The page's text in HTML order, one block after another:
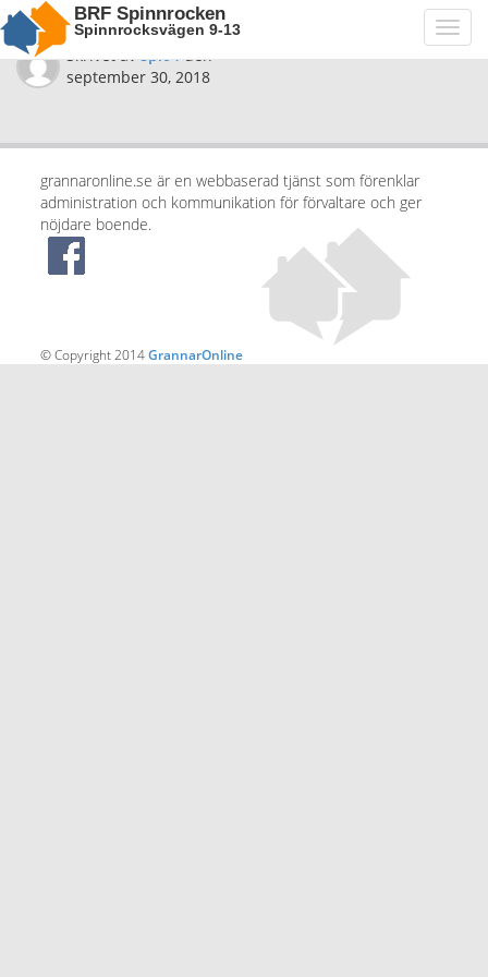
BRF Spinnrocken
Spinnrocksvägen 9-13
Skrivet avspi04den
september 30, 2018
grannaronline.se är en webbaserad tjänst som förenklar
administration och kommunikation för förvaltare och ger
nöjdare boende.
© Copyright 2014GrannarOnline